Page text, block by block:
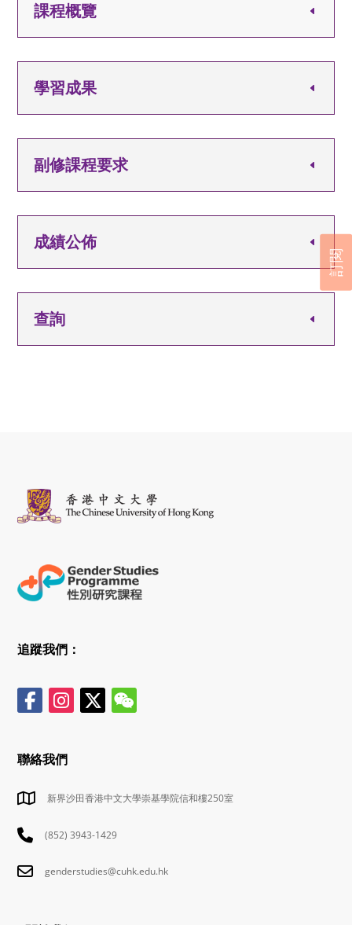
課程概覽
學習成果
副修課程要求
成績公佈
查詢
追蹤我們：
聯絡我們
新界沙田香港中文大學崇基學院信和樓250室
(852) 3943-1429
genderstudies@cuhk.edu.hk
訂閱